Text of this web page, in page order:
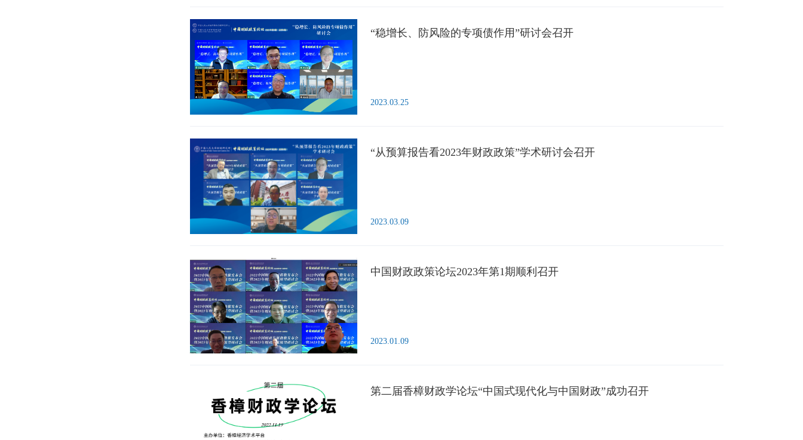
“稳增长、防风险的专项债作用”研讨会召开
2023.03.25
“从预算报告看2023年财政政策”学术研讨会召开
2023.03.09
中国财政政策论坛2023年第1期顺利召开
2023.01.09
第二届香樟财政学论坛“中国式现代化与中国财政”成功召开